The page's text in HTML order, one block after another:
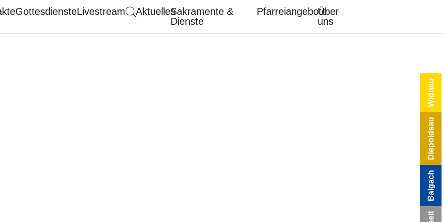
GottesdiensteLivestream AktuellesSakramente &
Dienste
PfarreiangeboteÜber
uns
Widnau
Diepoldsau
Balgach